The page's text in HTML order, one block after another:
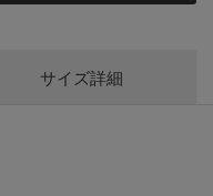
サイズ詳細